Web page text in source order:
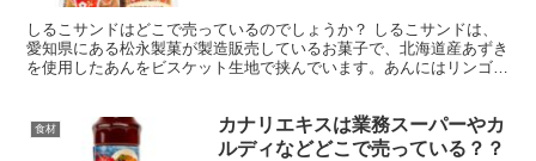
しるこサンドはどこで売っているのでしょうか？ しるこサンドは、
愛知県にある松永製菓が製造販売しているお菓子で、北海道産あずき
を使用したあんをビスケット生地で挟んでいます。あんにはリンゴジ
食材
カナリエキスは業務スーパーやカ
ルディなどどこで売っている？？